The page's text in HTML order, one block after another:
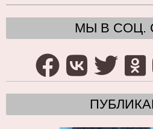
МЫ В СОЦ.